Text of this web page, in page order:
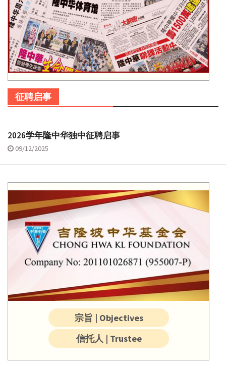
征聘启事
2026学年隆中华独中征聘启事
09/12/2025
宗旨 | Objectives
信托人 | Trustee